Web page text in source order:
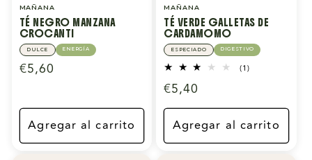
MAÑANA
TÉ NEGRO MANZANA
CROCANTI
DULCE ENERGÍA
Precio
€5,60
Agregar al carrito
MAÑANA
TÉ VERDE GALLETAS DE
CARDAMOMO
ESPECIADO DIGESTIVO
(1)1
Precio
habitual
€5,40
Agregar al carrito